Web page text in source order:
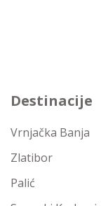
Destinacije
Vrnjačka Banja
Zlatibor
Palić